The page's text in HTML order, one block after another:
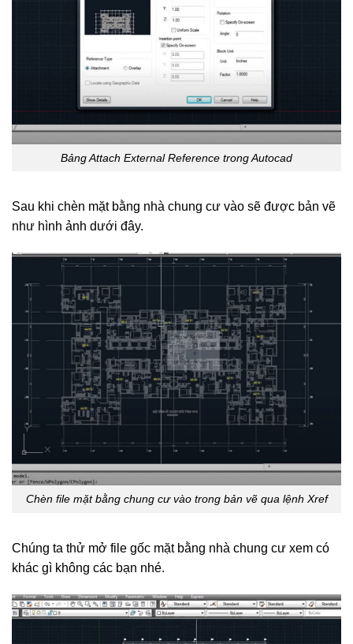
Bảng Attach External Reference trong Autocad
Sau khi chèn mặt bằng nhà chung cư vào sẽ được bản vẽ
như hình ảnh dưới đây.
Chèn file mặt bằng chung cư vào trong bản vẽ qua lệnh Xref
Chúng ta thử mở file gốc mặt bằng nhà chung cư xem có
khác gì không các bạn nhé.